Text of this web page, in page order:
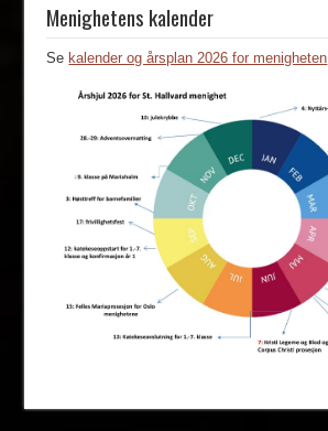
Menighetens kalender
Se kalender og årsplan 2026 for menigheten